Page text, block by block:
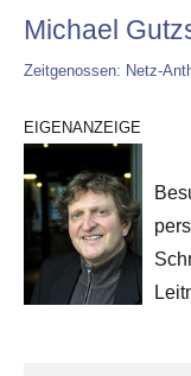
Michael
Zeitgenossen: Netz-
EIGENANZEIGE